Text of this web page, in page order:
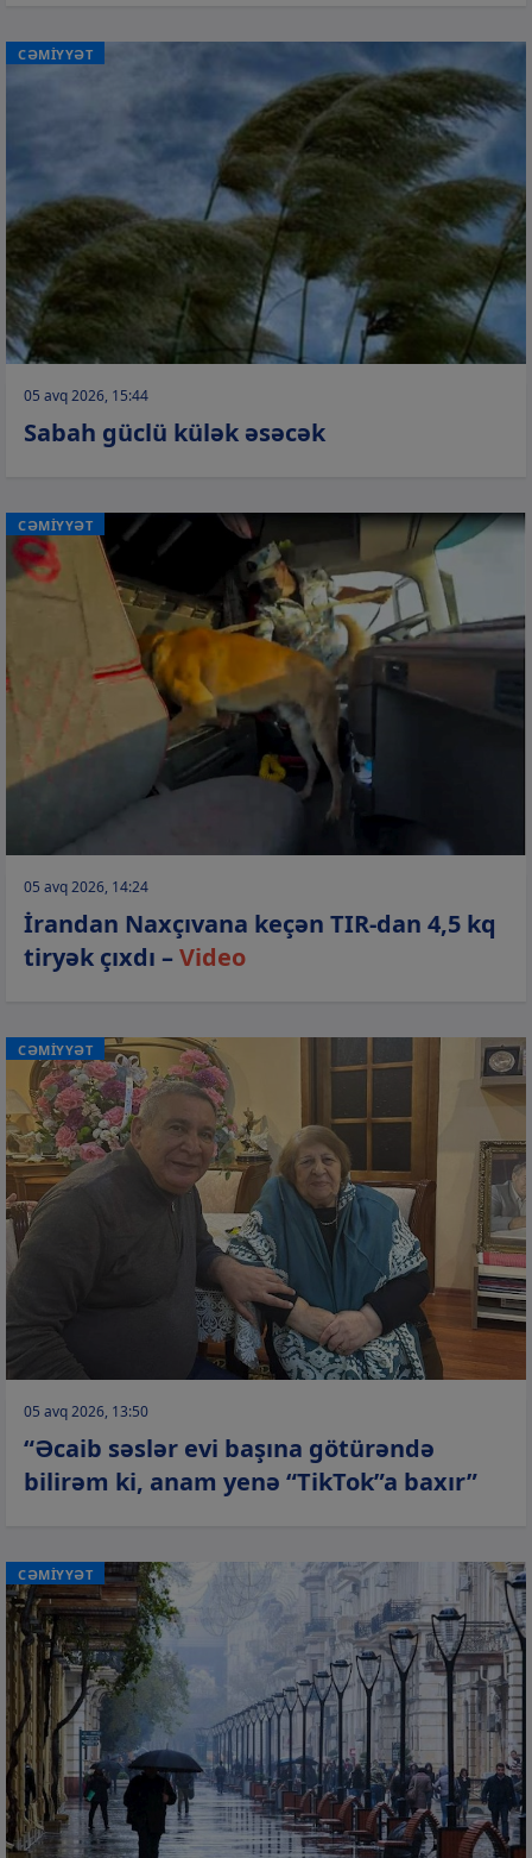
CƏMİYYƏT
05 avq 2026, 15:44
Sabah güclü külək əsəcək
CƏMİYYƏT
05 avq 2026, 14:24
İrandan Naxçıvana keçən TIR-dan 4,5 kq
tiryək çıxdı –Video
CƏMİYYƏT
05 avq 2026, 13:50
“Əcaib səslər evi başına götürəndə
bilirəm ki, anam yenə “TikTok”a baxır”
CƏMİYYƏT